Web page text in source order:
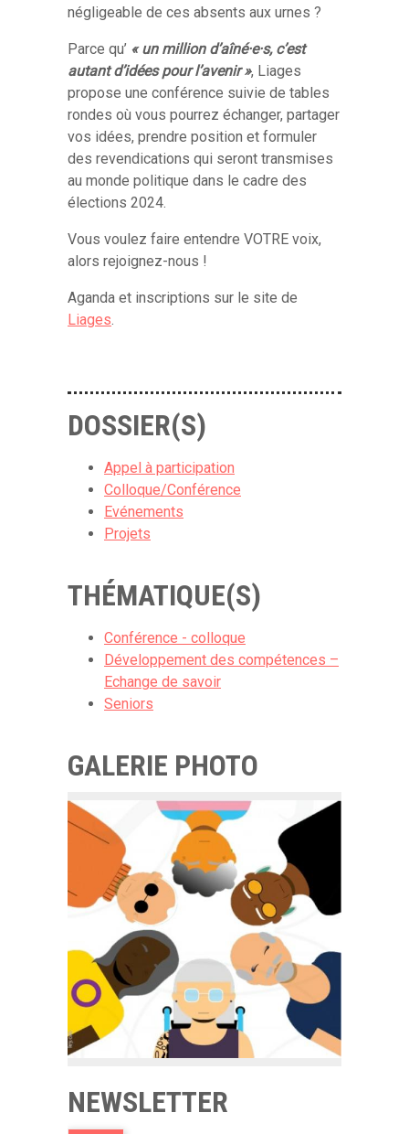
négligeable de ces absents aux urnes ?
Parce qu’ « un million d’aîné·e·s, c’est
autant d’idées pour l’avenir », Liages
propose une conférence suivie de tables
rondes où vous pourrez échanger, partager
vos idées, prendre position et formuler
des revendications qui seront transmises
au monde politique dans le cadre des
élections 2024.
Vous voulez faire entendre VOTRE voix,
alors rejoignez-nous !
Aganda et inscriptions sur le site de
Liages.
DOSSIER(S)
Appel à participation
Colloque/Conférence
Evénements
Projets
THÉMATIQUE(S)
Conférence - colloque
Développement des compétences –
Echange de savoir
Seniors
GALERIE PHOTO
NEWSLETTER